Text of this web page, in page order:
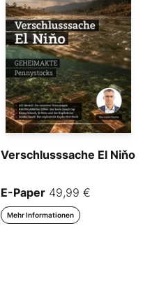
Verschlusssache El Niňo
E-Paper 49,99 €
Mehr Informationen